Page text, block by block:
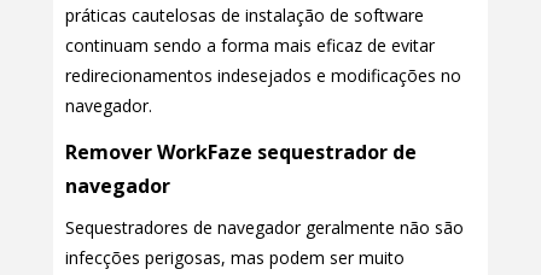
práticas cautelosas de instalação de software
continuam sendo a forma mais eficaz de evitar
redirecionamentos indesejados e modificações no
navegador.
Remover WorkFaze sequestrador de
navegador
Sequestradores de navegador geralmente não são
infecções perigosas, mas podem ser muito